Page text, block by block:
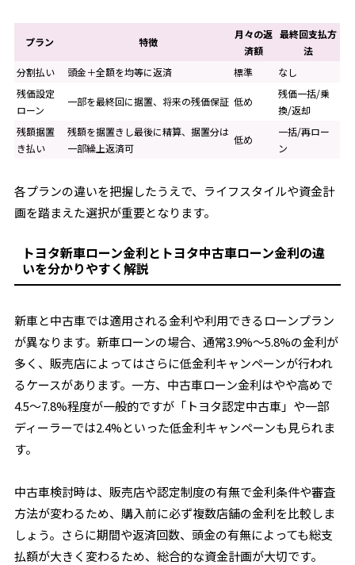
プラン 特徴
月々の返
済額
最終回支払方
法
分割払い
頭金＋全額を均等に返済 標準
なし
残価設定
ローン
一部を最終回に据置、将来の残価保証 低め
残価一括/乗
換/返却
残額据置
き払い
残額を据置きし最後に精算、据置分は
一部繰上返済可
低め
一括/再ロー
ン
各プランの違いを把握したうえで、ライフスタイルや資金計
画を踏まえた選択が重要となります。
トヨタ新車ローン金利とトヨタ中古車ローン金利の違
いを分かりやすく解説
新車と中古車では適用される金利や利用できるローンプラン
が異なります。新車ローンの場合、通常3.9%〜5.8%の金利が
多く、販売店によってはさらに低金利キャンペーンが行われ
るケースがあります。一方、中古車ローン金利はやや高めで
4.5～7.8%程度が一般的ですが「トヨタ認定中古車」や一部
ディーラーでは2.4%といった低金利キャンペーンも見られま
す。
中古車検討時は、販売店や認定制度の有無で金利条件や審査
方法が変わるため、購入前に必ず複数店舗の金利を比較しま
しょう。さらに期間や返済回数、頭金の有無によっても総支
払額が大きく変わるため、総合的な資金計画が大切です。